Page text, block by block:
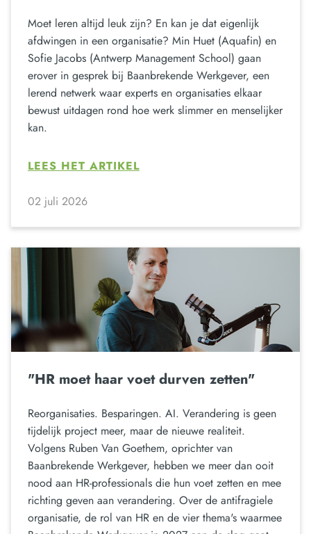
Moet leren altijd leuk zijn? En kan je dat eigenlijk
afdwingen in een organisatie? Min Huet (Aquafin) en
Sofie Jacobs (Antwerp Management School) gaan
erover in gesprek bij Baanbrekende Werkgever, een
lerend netwerk waar experts en organisaties elkaar
bewust uitdagen rond hoe werk slimmer en menselijker
kan.
LEES HET ARTIKEL
02 juli 2026
"HR moet haar voet durven zetten"
Reorganisaties. Besparingen. AI. Verandering is geen
tijdelijk project meer, maar de nieuwe realiteit.
Volgens Ruben Van Goethem, oprichter van
Baanbrekende Werkgever, hebben we meer dan ooit
nood aan HR-professionals die hun voet zetten en mee
richting geven aan verandering. Over de antifragiele
organisatie, de rol van HR en de vier thema's waarmee